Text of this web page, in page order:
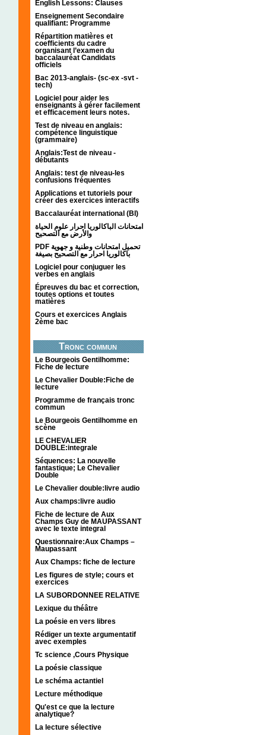
English Lessons: Clauses
Enseignement Secondaire
qualifiant: Programme
Répartition matières et
coefficients du cadre
organisant l’examen du
baccalauréat Candidats
officiels
Bac 2013-anglais- (sc-ex -svt -
tech)
Logiciel pour aider les
enseignants à gérer facilement
et efficacement leurs notes.
Test de niveau en anglais:
compétence linguistique
(grammaire)
Anglais:Test de niveau -
débutants
Anglais: test de niveau-les
confusions fréquentes
Applications et tutoriels pour
créer des exercices interactifs
Baccalauréat international (BI)
امتحانات الباكالوريا احرار علوم الحياة
والأرض مع التصحيح
PDF تحميل امتحانات وطنية و جهوية
باكالوريا احرار مع التصحيح بصيغة
Logiciel pour conjuguer les
verbes en anglais
Épreuves du bac et correction,
toutes options et toutes
matières
Cours et exercices Anglais
2ème bac
Tronc commun
Le Bourgeois Gentilhomme:
Fiche de lecture
Le Chevalier Double:Fiche de
lecture
Programme de français tronc
commun
Le Bourgeois Gentilhomme en
scène
LE CHEVALIER
DOUBLE:integrale
Séquences: La nouvelle
fantastique; Le Chevalier
Double
Le Chevalier double:livre audio
Aux champs:livre audio
Fiche de lecture de Aux
Champs Guy de MAUPASSANT
avec le texte integral
Questionnaire:Aux Champs –
Maupassant
Aux Champs: fiche de lecture
Les figures de style; cours et
exercices
LA SUBORDONNEE RELATIVE
Lexique du théâtre
La poésie en vers libres
Rédiger un texte argumentatif
avec exemples
Tc science ,Cours Physique
La poésie classique
Le schéma actantiel
Lecture méthodique
Qu'est ce que la lecture
analytique?
La lecture sélective